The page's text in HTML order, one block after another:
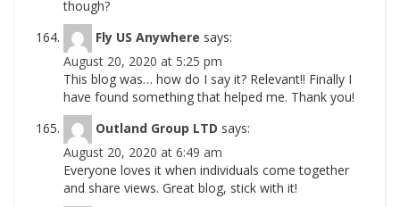
though?
Fly US Anywhere says:
August 20, 2020 at 5:25 pm
This blog was… how do I say it? Relevant!! Finally I
have found something that helped me. Thank you!
Outland Group LTD says:
August 20, 2020 at 6:49 am
Everyone loves it when individuals come together
and share views. Great blog, stick with it!